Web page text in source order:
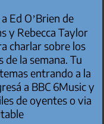
Ed O’Brien de
y Rebecca Taylor
charlar sobre los
la semana. Tu
entrando a la
a BBC 6Music y
de oyentes o via